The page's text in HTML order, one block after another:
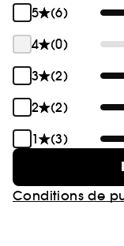
5
(6)
4
(0)
3
(2)
2
(2)
1
(3)
Conditions de